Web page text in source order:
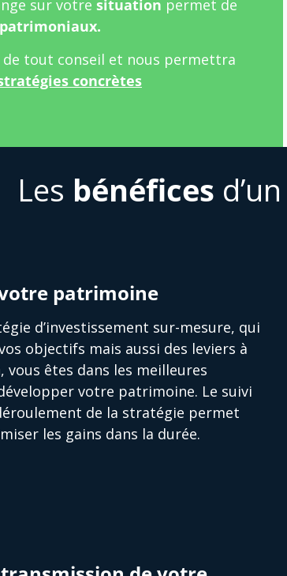
sur votre situation permet de
de tout conseil et nous permettra
concrètes
Les bénéfices
patrimoine
d’investissement sur-mesure, qui
objectifs mais aussi des leviers à
êtes dans les meilleures
votre patrimoine. Le suivi
de la stratégie permet
les gains dans la durée.